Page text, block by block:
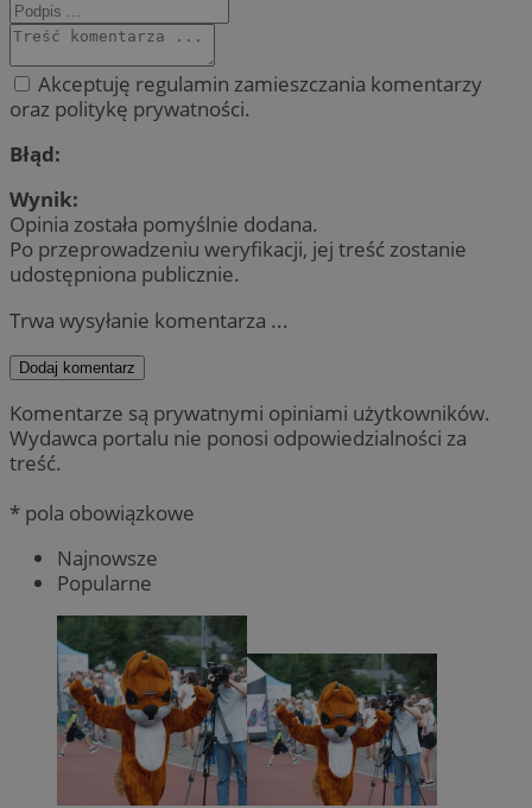
Akceptuję regulamin zamieszczania komentarzy
oraz politykę prywatności.
Błąd:
Wynik:
Opinia została pomyślnie dodana.
Po przeprowadzeniu weryfikacji, jej treść zostanie
udostępniona publicznie.
Trwa wysyłanie komentarza ...
Dodaj komentarz
Komentarze są prywatnymi opiniami użytkowników.
Wydawca portalu nie ponosi odpowiedzialności za
treść.
* pola obowiązkowe
Najnowsze
Popularne